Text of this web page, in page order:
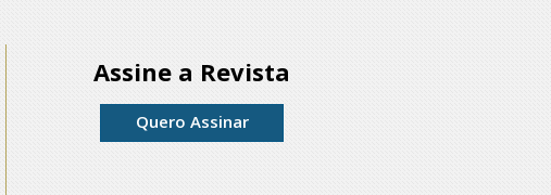
Assine a Revista
Quero Assinar